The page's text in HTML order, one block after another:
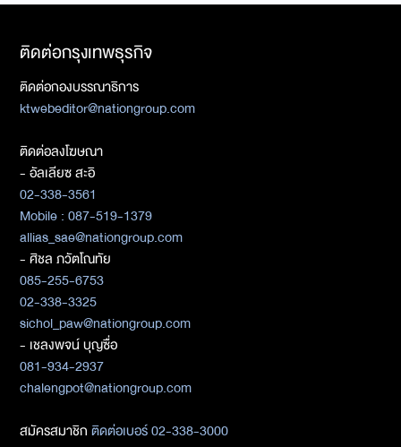
ติดต่อกรุงเทพธุรกิจ
ติดต่อกองบรรณาธิการ
ktwebeditor@nationgroup.com
ติดต่อลงโฆษณา
- อัลเลียซ สะอิ
02-338-3561
Mobile : 087-519-1379
allias_sae@nationgroup.com
- ศิชล ภวัตโณทัย
085-255-6753
02-338-3325
sichol_paw@nationgroup.com
- เชลงพจน์ บุญซื่อ
081-934-2937
chalengpot@nationgroup.com
สมัครสมาชิกติดต่อเบอร์ 02-338-3000